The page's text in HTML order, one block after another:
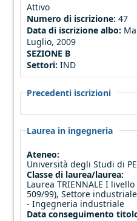
Attivo
Numero di iscrizione: 47
Data di iscrizione albo:
Luglio, 2009
SEZIONE B
Settori: IND
Precedenti iscrizioni
Laurea in ingegneria
Ateneo:
Università degli Studi di
Classe di laurea/laurea:
Laurea TRIENNALE I livello
509/99), Settore
- Ingegneria industriale
Data conseguimento